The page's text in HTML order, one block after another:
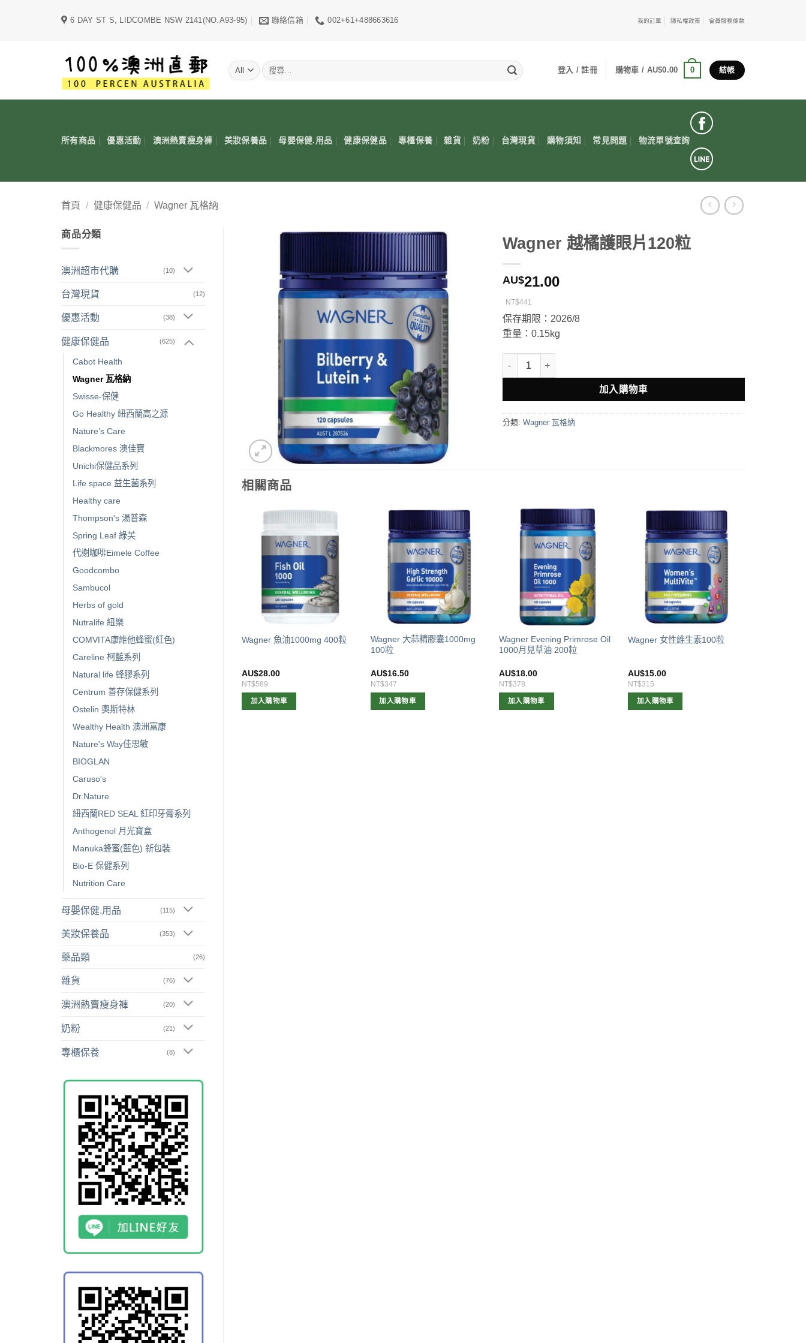
6 DAY ST S, LIDCOMBE NSW 2141(NO.A93-95) 聯絡信箱 002+61+488663616 我的訂單 隱私權政策 會員服務條款
搜
尋
鍵
登入 / 註冊 購物車 / AU$0.00 0 結帳
所有商品 優惠活動 澳洲熱賣瘦身褲 美妝保養品 母嬰保健.用品 健康保健品 專櫃保養 雜貨 奶粉 台灣現貨 購物須知 常見問題 物流單號查詢
首頁 / 健康保健品 / Wagner 瓦格納
商品分類
澳洲超市代購 (10)
台灣現貨 (12)
優惠活動 (38)
健康保健品 (625)
Cabot Health
Wagner 瓦格納
Swisse-保健
Go Healthy 紐西蘭高之源
Nature’s Care
Blackmores 澳佳寶
Unichi保健品系列
Life space 益生菌系列
Healthy care
Thompson's 湯普森
Spring Leaf 綠芙
代謝咖啡Eimele Coffee
Goodcombo
Sambucol
Herbs of gold
Nutralife 紐樂
COMVITA康維他蜂蜜(紅色)
Careline 柯藍系列
Natural life 蜂膠系列
Centrum 善存保健系列
Ostelin 奧斯特林
Wealthy Health 澳洲富康
Nature's Way佳思敏
BIOGLAN
Caruso's
Dr.Nature
紐西蘭RED SEAL 紅印牙膏系列
Anthogenol 月光寶盒
Manuka蜂蜜(藍色) 新包裝
Bio-E 保健系列
Nutrition Care
母嬰保健.用品 (115)
美妝保養品 (353)
藥品類 (26)
雜貨 (76)
澳洲熱賣瘦身褲 (20)
奶粉 (21)
專櫃保養 (8)
Wagner 越橘護眼片120粒
AU$21.00
NT$441
保存期限：2026/8
重量：0.15kg
Wagner 越橘護眼片120粒 數量
加入購物車
分類: Wagner 瓦格納
相關商品
Wagner 魚油1000mg 400粒
AU$28.00
NT$589
加入購物車
Wagner 大蒜精膠囊1000mg
100粒
AU$16.50
NT$347
加入購物車
Wagner Evening Primrose Oil
1000月見草油 200粒
AU$18.00
NT$378
加入購物車
Wagner 女性維生素100粒
AU$15.00
NT$315
加入購物車
銀杏2000mg 100粒
Wagner Grape Seed 12000 葡
萄籽 12000mg 300粒
AU$19.00